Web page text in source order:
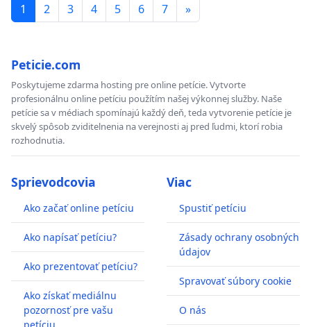
1 2 3 4 5 6 7 »
Peticie.com
Poskytujeme zdarma hosting pre online petície. Vytvorte
profesionálnu online petíciu použítím našej výkonnej služby. Naše
petície sa v médiach spomínajú každý deň, teda vytvorenie petície je
skvelý spôsob zviditelnenia na verejnosti aj pred ľudmi, ktorí robia
rozhodnutia.
Sprievodcovia
Ako začať online petíciu
Ako napísať petíciu?
Ako prezentovať petíciu?
Ako získať mediálnu
pozornosť pre vašu
Viac
Spustiť petíciu
Zásady ochrany osobných
údajov
Spravovať súbory cookie
O nás